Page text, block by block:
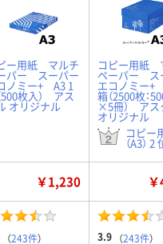
ー用紙 マルチ
パー スーパー
ノミー+ A3 1
500枚入） アス
オリジナル
コピー用紙
ペーパー ス
エコノミー+
箱（2500枚：
×5冊） アス
オリジナル
コピー
（A3） 2
￥1,230
（243件） 3.9 （243件）